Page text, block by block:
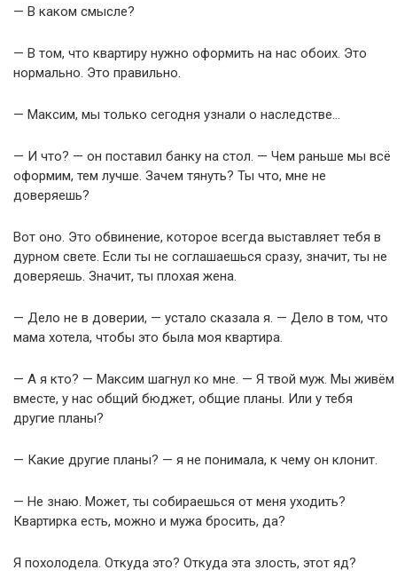
— В каком смысле?
— В том, что квартиру нужно оформить на нас обоих. Это
нормально. Это правильно.
— Максим, мы только сегодня узнали о наследстве…
— И что? — он поставил банку на стол. — Чем раньше мы всё
оформим, тем лучше. Зачем тянуть? Ты что, мне не
доверяешь?
Вот оно. Это обвинение, которое всегда выставляет тебя в
дурном свете. Если ты не соглашаешься сразу, значит, ты не
доверяешь. Значит, ты плохая жена.
— Дело не в доверии, — устало сказала я. — Дело в том, что
мама хотела, чтобы это была моя квартира.
— А я кто? — Максим шагнул ко мне. — Я твой муж. Мы живём
вместе, у нас общий бюджет, общие планы. Или у тебя
другие планы?
— Какие другие планы? — я не понимала, к чему он клонит.
— Не знаю. Может, ты собираешься от меня уходить?
Квартирка есть, можно и мужа бросить, да?
Я похолодела. Откуда это? Откуда эта злость, этот яд?